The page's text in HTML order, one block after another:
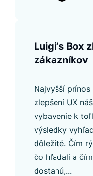
Luigi’s Box
zákazníkov
Najvyšší prínos
zlepšení UX
vybavenie k
výsledky
dôležité. Čím
čo hľadali a
dostanú,...